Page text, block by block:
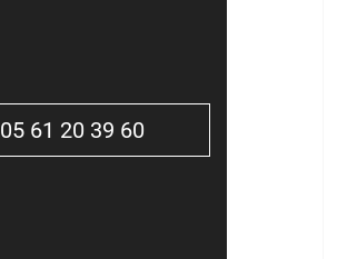
05 61 20 39 60